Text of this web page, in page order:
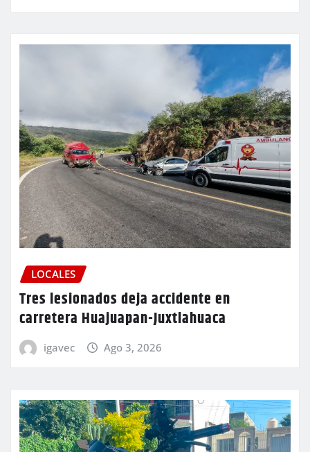
LOCALES
Tres lesionados deja accidente en
carretera Huajuapan-Juxtlahuaca
igavec Ago 3, 2026